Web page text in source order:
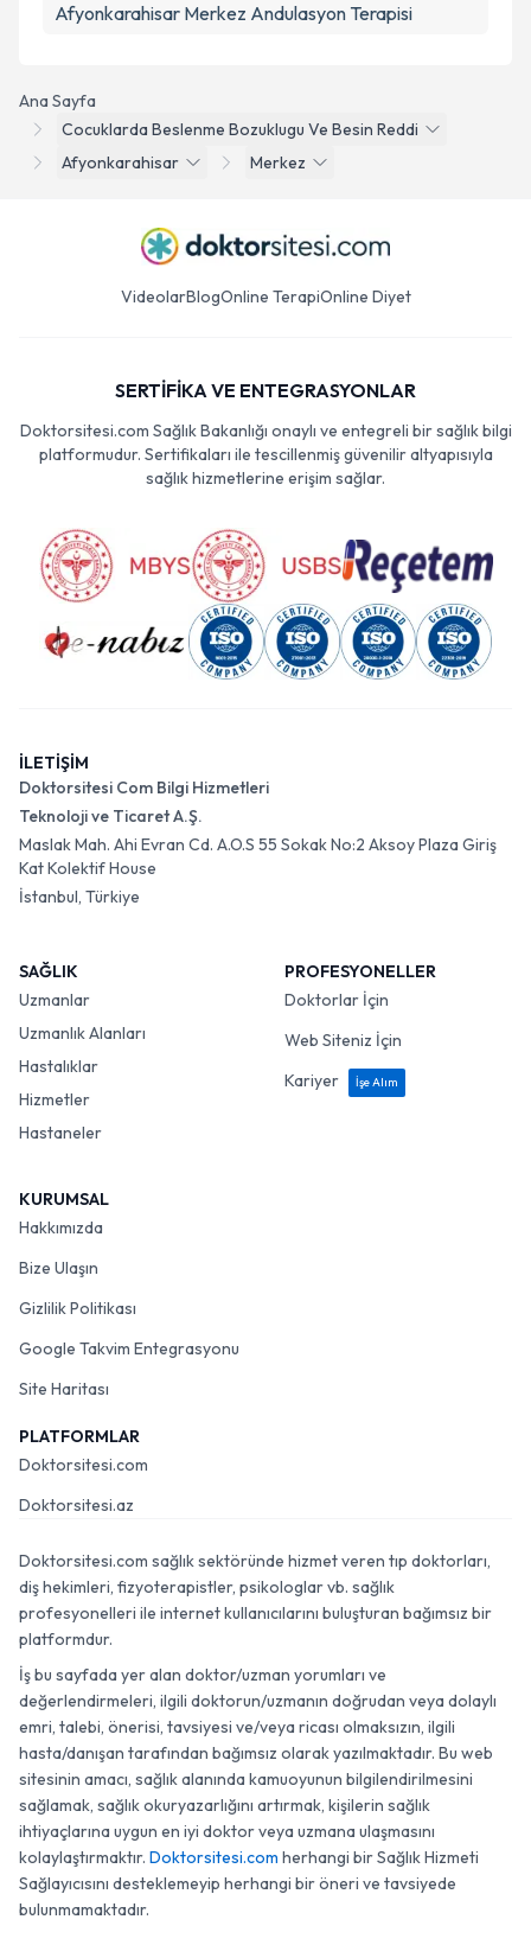
Ana Sayfa
Cocuklarda Beslenme Bozuklugu Ve Besin Reddi
Afyonkarahisar
Merkez
Afyonkarahisar Merkez Andulasyon Terapisi
VideolarBlogOnline TerapiOnline Diyet
SERTİFİKA VE ENTEGRASYONLAR
Doktorsitesi.com Sağlık Bakanlığı onaylı ve entegreli bir sağlık bilgi
platformudur. Sertifikaları ile tescillenmiş güvenilir altyapısıyla
sağlık hizmetlerine erişim sağlar.
İLETİŞİM
Doktorsitesi Com Bilgi Hizmetleri
Teknoloji ve Ticaret A.Ş.
Maslak Mah. Ahi Evran Cd. A.O.S 55 Sokak No:2 Aksoy Plaza Giriş
Kat Kolektif House
İstanbul, Türkiye
SAĞLIK
Uzmanlar
Uzmanlık Alanları
Hastalıklar
Hizmetler
Hastaneler
PROFESYONELLER
Doktorlar İçin
Web Siteniz İçin
Kariyer
İşe Alım
KURUMSAL
Hakkımızda
Bize Ulaşın
Gizlilik Politikası
Google Takvim Entegrasyonu
Site Haritası
PLATFORMLAR
Doktorsitesi.com
Doktorsitesi.az
Doktorsitesi.com sağlık sektöründe hizmet veren tıp doktorları,
diş hekimleri, fizyoterapistler, psikologlar vb. sağlık
profesyonelleri ile internet kullanıcılarını buluşturan bağımsız bir
platformdur.
İş bu sayfada yer alan doktor/uzman yorumları ve
değerlendirmeleri, ilgili doktorun/uzmanın doğrudan veya dolaylı
emri, talebi, önerisi, tavsiyesi ve/veya ricası olmaksızın, ilgili
hasta/danışan tarafından bağımsız olarak yazılmaktadır. Bu web
sitesinin amacı, sağlık alanında kamuoyunun bilgilendirilmesini
sağlamak, sağlık okuryazarlığını artırmak, kişilerin sağlık
ihtiyaçlarına uygun en iyi doktor veya uzmana ulaşmasını
kolaylaştırmaktır. Doktorsitesi.com herhangi bir Sağlık Hizmeti
Sağlayıcısını desteklemeyip herhangi bir öneri ve tavsiyede
bulunmamaktadır.